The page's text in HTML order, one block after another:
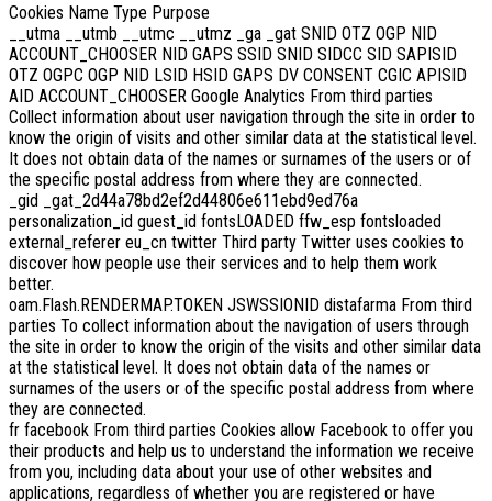
Cookies Name Type Purpose
__utma __utmb __utmc __utmz _ga _gat SNID OTZ OGP NID
ACCOUNT_CHOOSER NID GAPS SSID SNID SIDCC SID SAPISID
OTZ OGPC OGP NID LSID HSID GAPS DV CONSENT CGIC APISID
AID ACCOUNT_CHOOSER Google Analytics From third parties
Collect information about user navigation through the site in order to
know the origin of visits and other similar data at the statistical level.
It does not obtain data of the names or surnames of the users or of
the specific postal address from where they are connected.
_gid _gat_2d44a78bd2ef2d44806e611ebd9ed76a
personalization_id guest_id fontsLOADED ffw_esp fontsloaded
external_referer eu_cn twitter Third party Twitter uses cookies to
discover how people use their services and to help them work
better.
oam.Flash.RENDERMAP.TOKEN JSWSSIONID distafarma From third
parties To collect information about the navigation of users through
the site in order to know the origin of the visits and other similar data
at the statistical level. It does not obtain data of the names or
surnames of the users or of the specific postal address from where
they are connected.
fr facebook From third parties Cookies allow Facebook to offer you
their products and help us to understand the information we receive
from you, including data about your use of other websites and
applications, regardless of whether you are registered or have